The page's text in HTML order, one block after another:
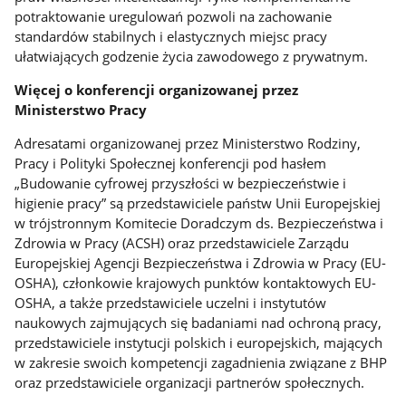
potraktowanie uregulowań pozwoli na zachowanie
standardów stabilnych i elastycznych miejsc pracy
ułatwiających godzenie życia zawodowego z prywatnym.
Więcej o konferencji organizowanej przez
Ministerstwo Pracy
Adresatami organizowanej przez Ministerstwo Rodziny,
Pracy i Polityki Społecznej konferencji pod hasłem
„Budowanie cyfrowej przyszłości w bezpieczeństwie i
higienie pracy” są przedstawiciele państw Unii Europejskiej
w trójstronnym Komitecie Doradczym ds. Bezpieczeństwa i
Zdrowia w Pracy (ACSH) oraz przedstawiciele Zarządu
Europejskiej Agencji Bezpieczeństwa i Zdrowia w Pracy (EU-
OSHA), członkowie krajowych punktów kontaktowych EU-
OSHA, a także przedstawiciele uczelni i instytutów
naukowych zajmujących się badaniami nad ochroną pracy,
przedstawiciele instytucji polskich i europejskich, mających
w zakresie swoich kompetencji zagadnienia związane z BHP
oraz przedstawiciele organizacji partnerów społecznych.